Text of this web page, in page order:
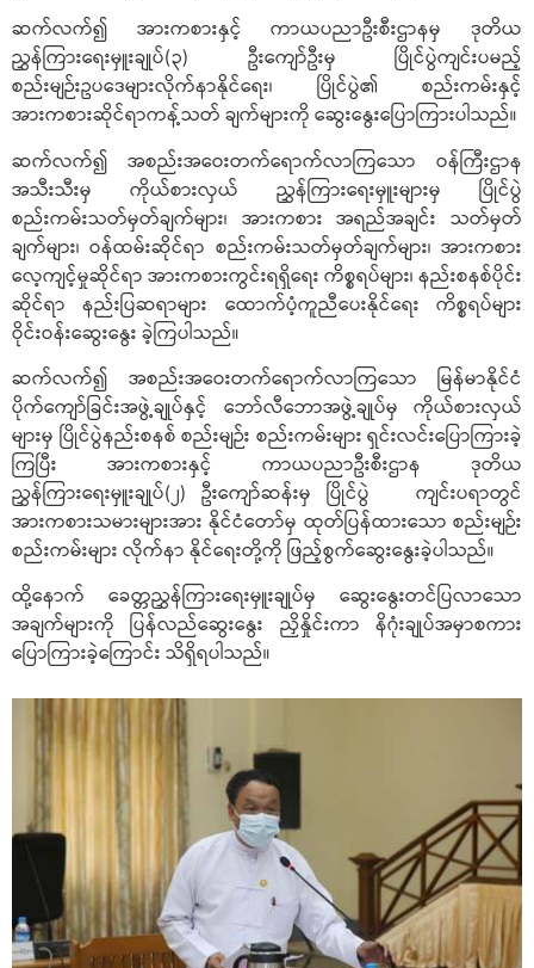
ဆက်လက်၍ အားကစားနှင့် ကာယပညာဦးစီးဌာနမှ ဒုတိယ
ညွှန်ကြားရေးမှူးချုပ်(၃) ဦးကျော်ဦးမှ ပြိုင်ပွဲကျင်းပမည့်
စည်းမျဉ်းဥပဒေများလိုက်နာနိုင်ရေး၊ ပြိုင်ပွဲ၏ စည်းကမ်းနှင့်
အားကစားဆိုင်ရာကန့်သတ် ချက်များကို ဆွေးနွေးပြောကြားပါသည်။
ဆက်လက်၍ အစည်းအဝေးတက်ရောက်လာကြသော ဝန်ကြီးဌာန
အသီးသီးမှ ကိုယ်စားလှယ် ညွှန်ကြားရေးမှူးများမှ ပြိုင်ပွဲ
စည်းကမ်းသတ်မှတ်ချက်များ၊ အားကစား အရည်အချင်း သတ်မှတ်
ချက်များ၊ ဝန်ထမ်းဆိုင်ရာ စည်းကမ်းသတ်မှတ်ချက်များ၊ အားကစား
လေ့ကျင့်မှုဆိုင်ရာ အားကစားကွင်းရရှိရေး ကိစ္စရပ်များ၊ နည်းစနစ်ပိုင်း
ဆိုင်ရာ နည်းပြဆရာများ ထောက်ပံ့ကူညီပေးနိုင်ရေး ကိစ္စရပ်များ
ဝိုင်းဝန်းဆွေးနွေး ခဲ့ကြပါသည်။
ဆက်လက်၍ အစည်းအဝေးတက်ရောက်လာကြသော မြန်မာနိုင်ငံ
ပိုက်ကျော်ခြင်းအဖွဲ့ချုပ်နှင့် ဘော်လီဘောအဖွဲ့ချုပ်မှ ကိုယ်စားလှယ်
များမှ ပြိုင်ပွဲနည်းစနစ် စည်းမျဉ်း စည်းကမ်းများ ရှင်းလင်းပြောကြားခဲ့
ကြပြီး အားကစားနှင့် ကာယပညာဦးစီးဌာန ဒုတိယ
ညွှန်ကြားရေးမှူးချုပ်(၂) ဦးကျော်ဆန်းမှ ပြိုင်ပွဲ ကျင်းပရာတွင်
အားကစားသမားများအား နိုင်ငံတော်မှ ထုတ်ပြန်ထားသော စည်းမျဉ်း
စည်းကမ်းများ လိုက်နာ နိုင်ရေးတို့ကို ဖြည့်စွက်ဆွေးနွေးခဲ့ပါသည်။
ထို့နောက် ခေတ္တညွှန်ကြားရေးမှူးချုပ်မှ ဆွေးနွေးတင်ပြလာသော
အချက်များကို ပြန်လည်ဆွေးနွေး ညှိနှိုင်းကာ နိဂုံးချုပ်အမှာစကား
ပြောကြားခဲ့ကြောင်း သိရှိရပါသည်။